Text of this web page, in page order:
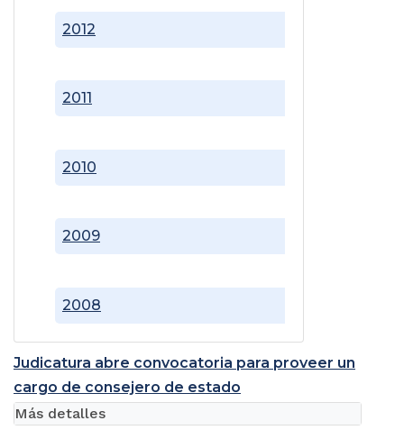
2008
2009
2010
2011
2012
Judicatura abre convocatoria para proveer un
cargo de consejero de estado
Más detalles